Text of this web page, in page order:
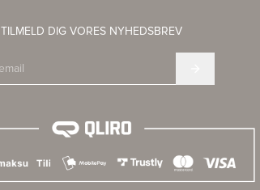
TILMELD DIG VORES NYHEDSBREV